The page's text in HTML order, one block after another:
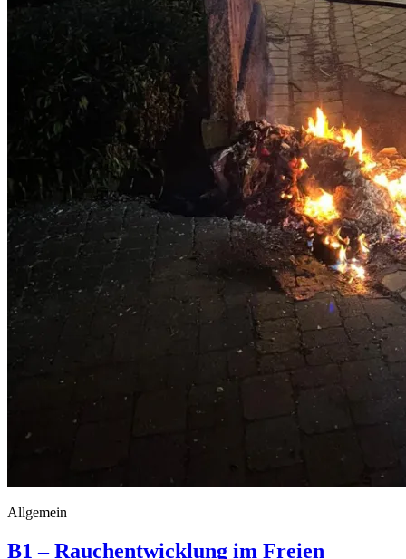
Allgemein
B1 – Rauchentwicklung im Freien